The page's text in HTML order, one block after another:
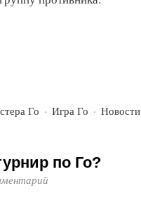
Го · Игра Го · Новости
по Го?